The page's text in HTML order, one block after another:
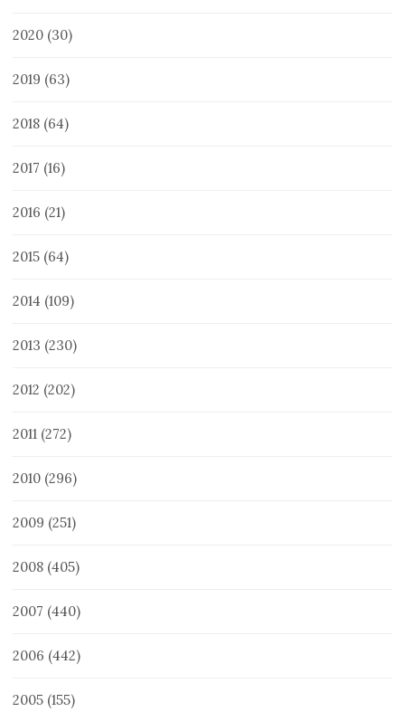
2020 (30)
2019 (63)
2018 (64)
2017 (16)
2016 (21)
2015 (64)
2014 (109)
2013 (230)
2012 (202)
2011 (272)
2010 (296)
2009 (251)
2008 (405)
2007 (440)
2006 (442)
2005 (155)